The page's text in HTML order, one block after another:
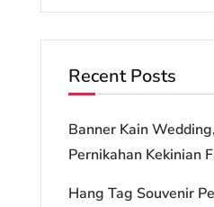
Recent Posts
Banner Kain
Pernikahan Kekinian
Hang Tag Souvenir